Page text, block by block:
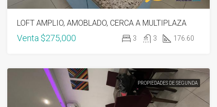
LOFT AMPLIO, AMOBLADO, CERCA A MULTIPLAZA
Venta $275,000 3 3 176.60
PROPIEDADES DE SEGUNDA